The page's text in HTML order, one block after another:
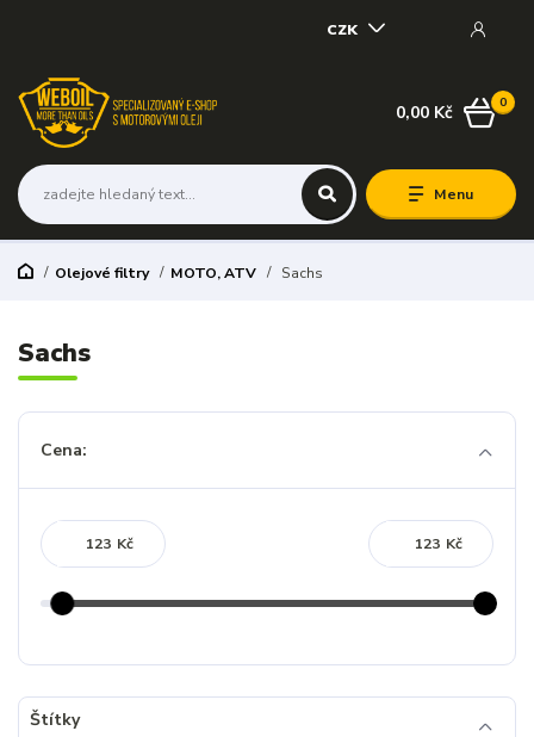
Menu
CZK
0
0,00 Kč
Olejové filtry MOTO, ATV Sachs
Sachs
Cena:
Kč Kč
Štítky